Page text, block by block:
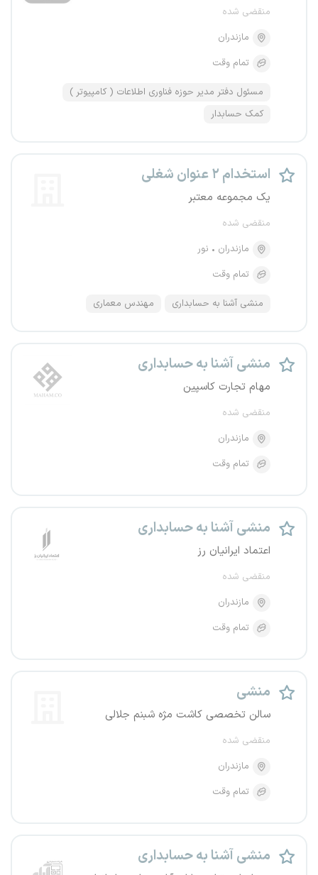
منقضی شده
مازندران
تمام وقت
مسئول دفتر مدیر حوزه فناوری اطلاعات ( کامپیوتر )
کمک حسابدار
استخدام ۲ عنوان شغلی
یک مجموعه معتبر
منقضی شده
مازندران
نور
تمام وقت
منشی آشنا به حسابداری مهندس معماری
منشی آشنا به حسابداری
مهام تجارت کاسپین
منقضی شده
مازندران
تمام وقت
منشی آشنا به حسابداری
اعتماد ایرانیان رز
منقضی شده
مازندران
تمام وقت
منشی
سالن تخصصی کاشت مژه شبنم جلالی
منقضی شده
مازندران
تمام وقت
منشی آشنا به حسابداری